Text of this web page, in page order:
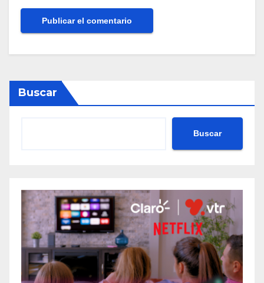
Buscar
Buscar